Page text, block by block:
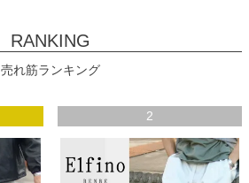
RANKING
売れ筋ランキング
2